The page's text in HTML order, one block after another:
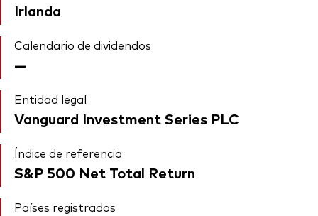
Irlanda
Calendario de dividendos
—
Entidad legal
Vanguard Investment Series PLC
Índice de referencia
S&P 500 Net Total Return
Países registrados